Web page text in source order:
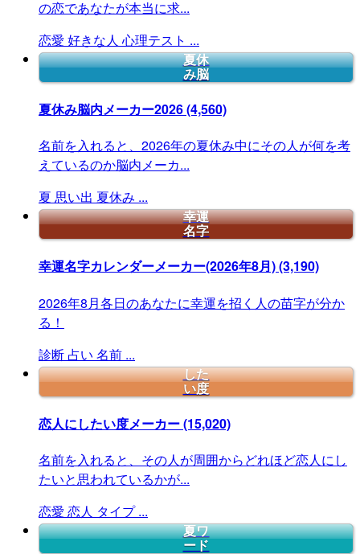
の恋であなたが本当に求...
恋愛 好きな人 心理テスト ...
夏休
み脳
夏休み脳内メーカー2026(4,560)
名前を入れると、2026年の夏休み中にその人が何を考
えているのか脳内メーカ...
夏 思い出 夏休み ...
幸運
名字
幸運名字カレンダーメーカー(2026年8月)(3,190)
2026年8月各日のあなたに幸運を招く人の苗字が分か
る！
診断 占い 名前 ...
した
い度
恋人にしたい度メーカー(15,020)
名前を入れると、その人が周囲からどれほど恋人にし
たいと思われているかが...
恋愛 恋人 タイプ ...
夏ワ
ード